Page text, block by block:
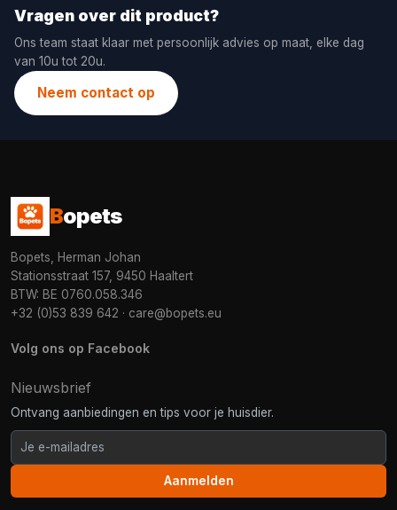
Vragen over dit product?
Ons team staat klaar met persoonlijk advies op maat, elke dag
van 10u tot 20u.
Neem contact op
Bopets
Bopets, Herman Johan
Stationsstraat 157, 9450 Haaltert
BTW: BE 0760.058.346
+32 (0)53 839 642 · care@bopets.eu
Volg ons op Facebook
Nieuwsbrief
Ontvang aanbiedingen en tips voor je huisdier.
Aanmelden